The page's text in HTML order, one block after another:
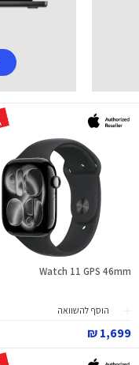
Watch 11 GPS 46mm
הוסף להשוואה
1,699 ₪